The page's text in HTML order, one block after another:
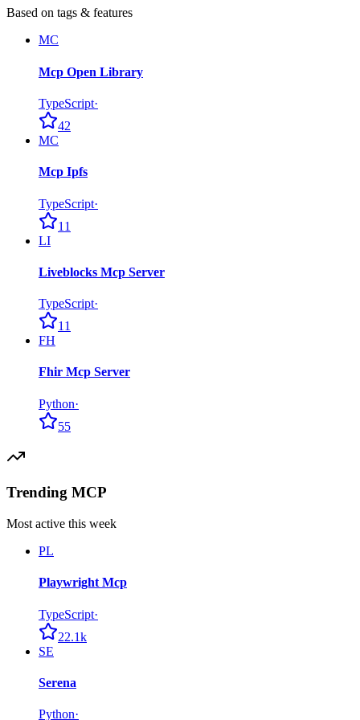
Based on tags & features
MC
Mcp Open Library
TypeScript·
42
MC
Mcp Ipfs
TypeScript·
11
LI
Liveblocks Mcp Server
TypeScript·
11
FH
Fhir Mcp Server
Python·
55
Trending MCP
Most active this week
PL
Playwright Mcp
TypeScript·
22.1k
SE
Serena
Python·